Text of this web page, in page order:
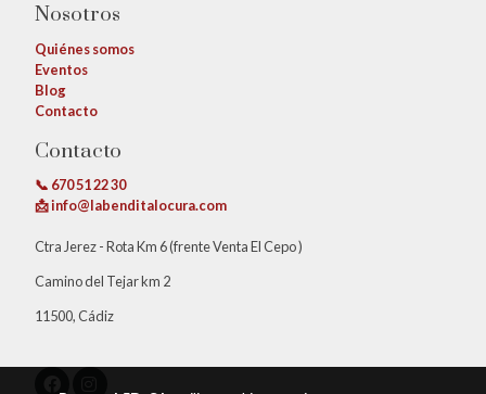
Nosotros
Quiénes somos
Eventos
Blog
Contacto
Contacto
📞 670 51 22 30
📩 info@labenditalocura.com
Ctra Jerez - Rota Km 6 (frente Venta El Cepo )
Camino del Tejar km 2
11500, Cádiz